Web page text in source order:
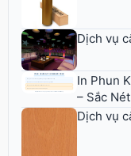
Dịch vụ
In Phun
– Sắc
Dịch vụ